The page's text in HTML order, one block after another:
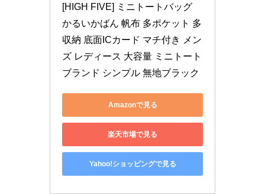
[HIGH FIVE] ミニトートバッグ
かるいかばん 帆布 多ポケット 多
収納 底面ICカード マチ付き メン
ズ レディース 大容量 ミニトート
ブランド シンプル 無地ブラック
Amazonで見る
楽天市場で見る
Yahoo!ショッピングで見る